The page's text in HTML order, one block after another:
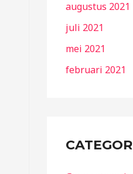
augustus 2021
juli 2021
mei 2021
februari 2021